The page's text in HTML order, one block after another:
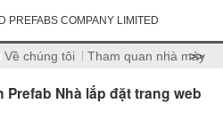
PREFABS COMPANY LIMITED
Về chúng tôi Tham quan nhà máy
>>
Nhà lắp đặt trang web